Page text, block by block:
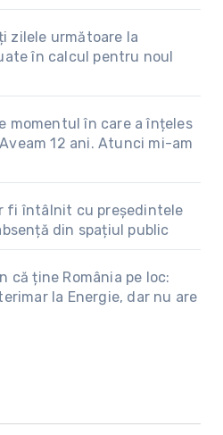
zilele următoare la
în calcul pentru noul
momentul în care a înțeles
12 ani. Atunci mi-am
fi întâlnit cu președintele
din spațiul public
că ține România pe loc:
la Energie, dar nu are